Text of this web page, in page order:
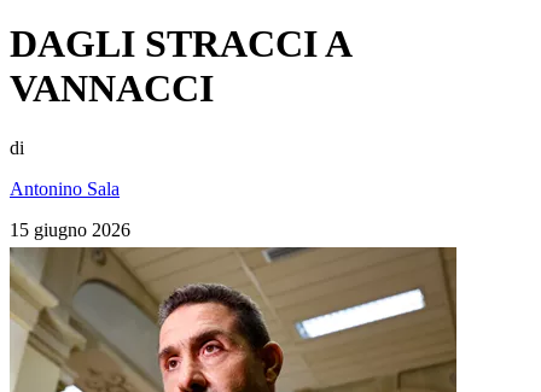
DAGLI STRACCI A
VANNACCI
di
Antonino Sala
15 giugno 2026